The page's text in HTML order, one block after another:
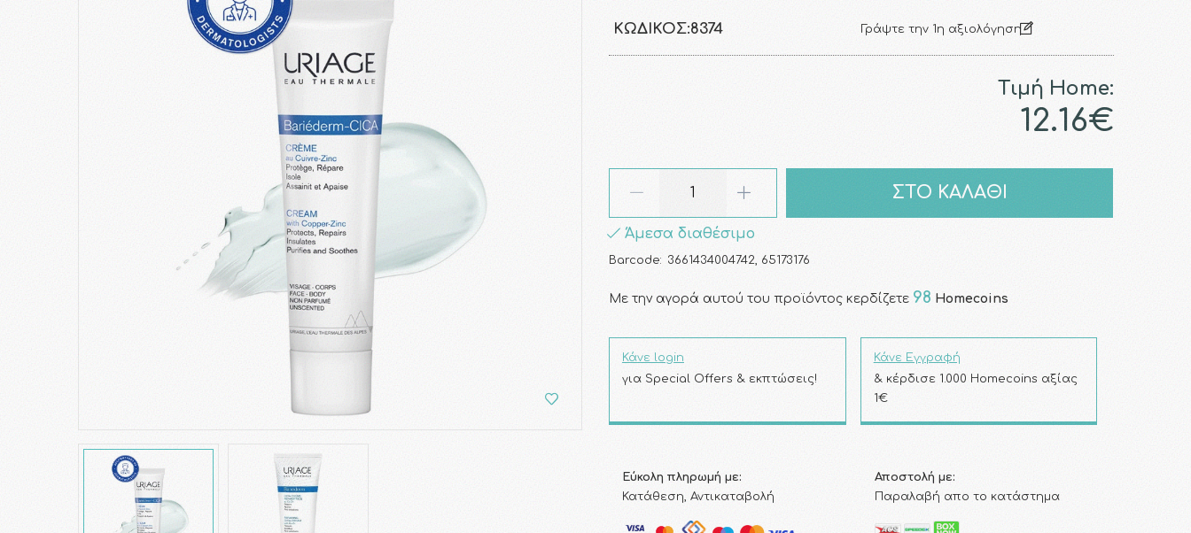
ΚΩΔΙΚΌΣ:8374 Γράψτε την 1η αξιολόγηση
Τιμή Home:
12.16€
ΣΤΟ ΚΑΛΑΘΙ
Άμεσα διαθέσιμο
Barcode: 3661434004742, 65173176
Με την αγορά αυτού του προϊόντος κερδίζετε 98 Homecoins
Κάνε login
για Special Offers & εκπτώσεις!
Κάνε Εγγραφή
& κέρδισε 1.000 Homecoins αξίας
1€
Εύκολη πληρωμή με:
Κατάθεση, Αντικαταβολή
Αποστολή με:
Παραλαβή απο το κατάστημα